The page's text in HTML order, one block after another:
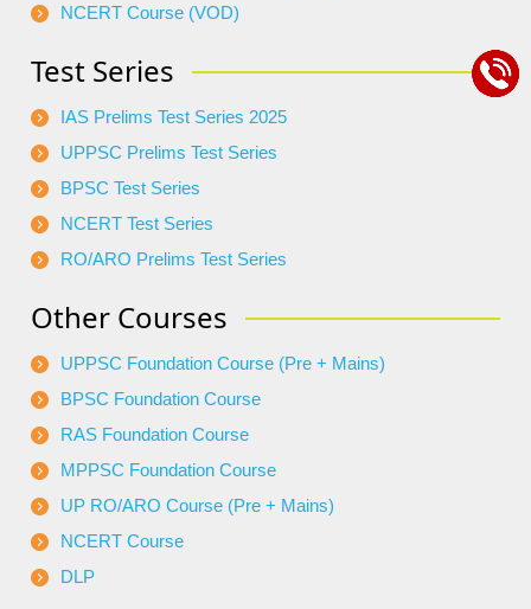
NCERT Course (VOD)
Test Series
IAS Prelims Test Series 2025
UPPSC Prelims Test Series
BPSC Test Series
NCERT Test Series
RO/ARO Prelims Test Series
Other Courses
UPPSC Foundation Course (Pre + Mains)
BPSC Foundation Course
RAS Foundation Course
MPPSC Foundation Course
UP RO/ARO Course (Pre + Mains)
NCERT Course
DLP